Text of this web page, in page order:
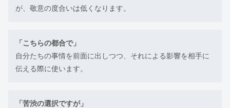
が、敬意の度合いは低くなります。
「こちらの都合で」
自分たちの事情を前面に出しつつ、それによる影響を相手に
伝える際に使います。
「苦渋の選択ですが」